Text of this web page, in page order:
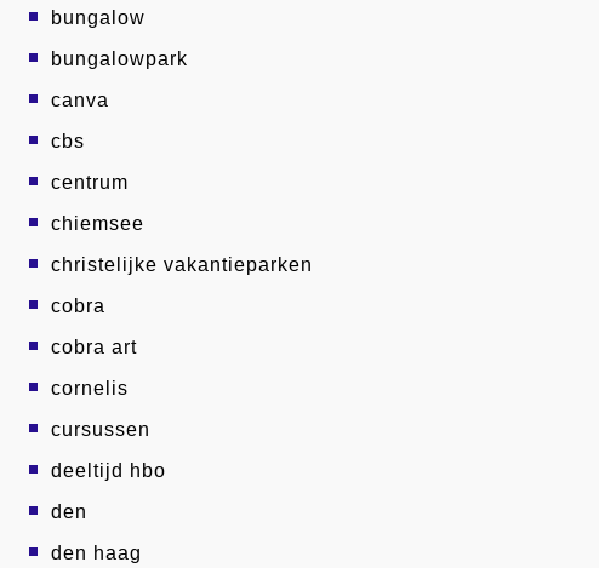
bungalow
bungalowpark
canva
cbs
centrum
chiemsee
christelijke vakantieparken
cobra
cobra art
cornelis
cursussen
deeltijd hbo
den
den haag